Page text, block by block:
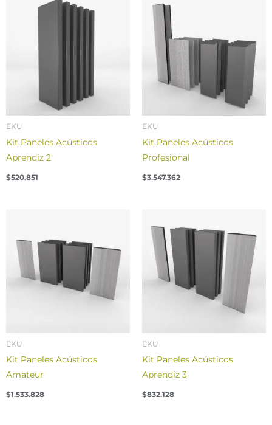
EKU
Kit Paneles Acústicos
Aprendiz 2
$520.851
EKU
Kit Paneles Acústicos
Profesional
$3.547.362
EKU
Kit Paneles Acústicos
Amateur
$1.533.828
EKU
Kit Paneles Acústicos
Aprendiz 3
$832.128